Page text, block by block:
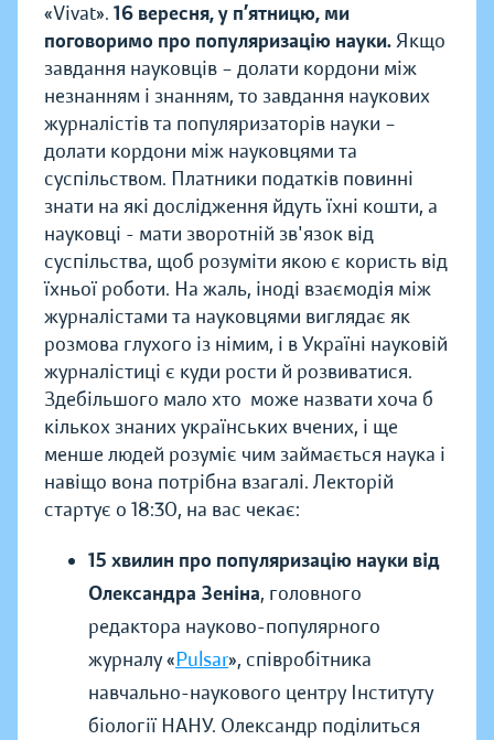
«Vivat». 16 вересня, у п’ятницю, ми
поговоримо про популяризацію науки.Якщо
завдання науковців – долати кордони між
незнанням і знанням, то завдання наукових
журналістів та популяризаторів науки –
долати кордони між науковцями та
суспільством. Платники податків повинні
знати на які дослідження йдуть їхні кошти, а
науковці - мати зворотній зв'язок від
суспільства, щоб розуміти якою є користь від
їхньої роботи. На жаль, іноді взаємодія між
журналістами та науковцями виглядає як
розмова глухого із німим, і в Україні науковій
журналістиці є куди рости й розвиватися.
Здебільшого мало хто може назвати хоча б
кількох знаних українських вчених, і ще
менше людей розуміє чим займається наука і
навіщо вона потрібна взагалі. Лекторій
стартує о 18:30, на вас чекає:
15 хвилин про популяризацію науки від
Олександра Зеніна, головного
редактора науково-популярного
журналу «Pulsar», співробітника
навчально-наукового центру Інституту
біології НАНУ. Олександр поділиться